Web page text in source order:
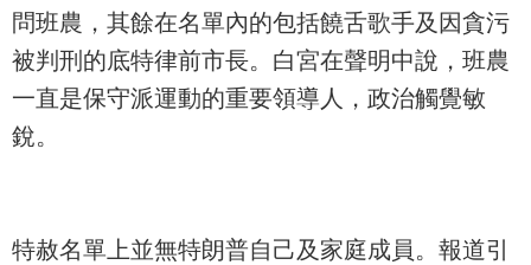
問班農，其餘在名單內的包括饒舌歌手及因貪污
被判刑的底特律前市長。白宮在聲明中說，班農
一直是保守派運動的重要領導人，政治觸覺敏
銳。
特赦名單上並無特朗普自己及家庭成員。報道引